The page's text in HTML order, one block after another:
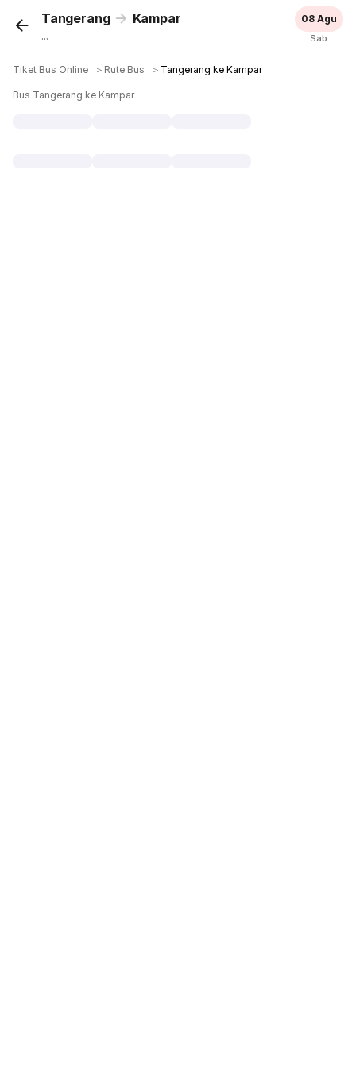
Tangerang Kampar
...
08 Agu
Sab
Tiket Bus Online ＞ Rute Bus ＞ Tangerang ke Kampar
Bus Tangerang ke Kampar